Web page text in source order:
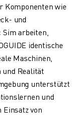
Komponenten wie
und
Sim arbeiten,
identische
Maschinen,
und Realität
unterstützt
und
Einsatz von